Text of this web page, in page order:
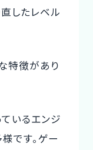
したレベル
特徴があり
いるエンジ
です。ゲー